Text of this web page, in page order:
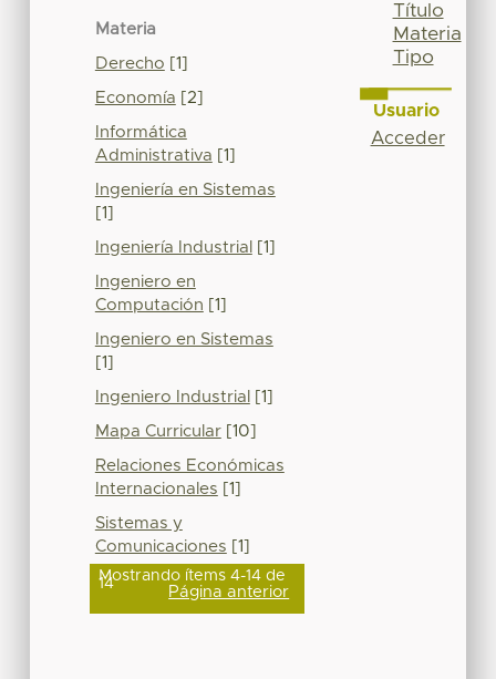
Materia
Derecho [1]
Economía [2]
Informática
Administrativa [1]
Ingeniería en Sistemas
[1]
Ingeniería Industrial [1]
Ingeniero en
Computación [1]
Ingeniero en Sistemas
[1]
Ingeniero Industrial [1]
Mapa Curricular[10]
Relaciones Económicas
Internacionales [1]
Sistemas y
Comunicaciones [1]
Mostrando ítems 4-14 de
14 Página anterior
Título
Materia
Tipo
Usuario
Acceder